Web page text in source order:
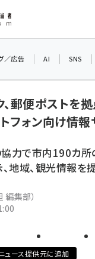
／広告 AI SNS
、郵便ポストを
フォン向け情
力で市内190カ所
地域、観光情報を
編集部）
ュース提供元に追加